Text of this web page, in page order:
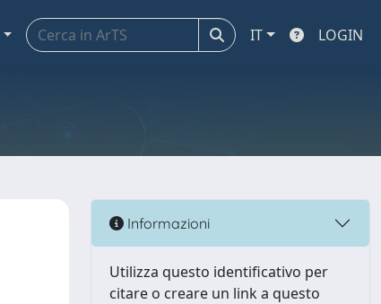
IT LOGIN
Informazioni
Utilizza questo identificativo per
citare o creare un link a questo